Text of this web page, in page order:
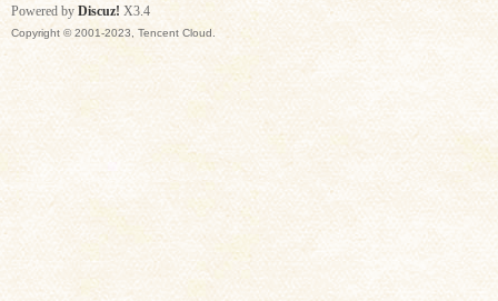
Powered by Discuz! X3.4
Copyright © 2001-2023, Tencent Cloud.